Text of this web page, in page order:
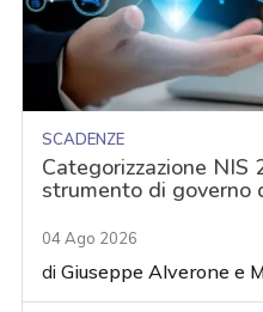
SCADENZE
Categorizzazione NIS
strumento di governo
04 Ago 2026
diGiuseppe Alverone e